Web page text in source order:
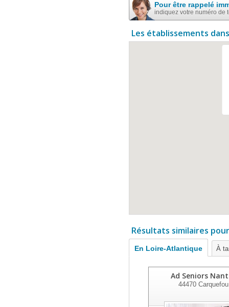
Pour être rappelé
indiquez votre numéro de
Les établissements
Résultats similaires
En Loire-Atlantique À
Ad Seniors
44470Carquefou